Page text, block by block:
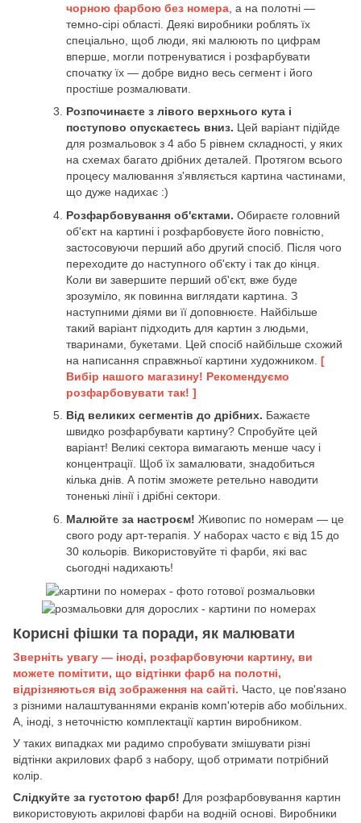
чорною фарбою без номера , а на полотні —
темно-сірі області. Деякі виробники роблять їх
спеціально, щоб люди, які малюють по цифрам
вперше, могли потренуватися і розфарбувати
спочатку їх — добре видно весь сегмент і його
простіше розмалювати.
Розпочинаєте з лівого верхнього кута і
поступово опускаєтесь вниз. Цей варіант підійде
для розмальовок з 4 або 5 рівнем складності, у яких
на схемах багато дрібних деталей. Протягом всього
процесу малювання з'являється картина частинами,
що дуже надихає :)
Розфарбовування об'єктами. Обираєте головний
об'єкт на картині і розфарбовуєте його повністю,
застосовуючи перший або другий спосіб. Після чого
переходите до наступного об'єкту і так до кінця.
Коли ви завершите перший об'єкт, вже буде
зрозуміло, як повинна виглядати картина. З
наступними діями ви її доповнюєте. Найбільше
такий варіант підходить для картин з людьми,
тваринами, букетами. Цей спосіб найбільше схожий
на написання справжньої картини художником. [
Вибір нашого магазину! Рекомендуємо
розфарбовувати так! ]
Від великих сегментів до дрібних. Бажаєте
швидко розфарбувати картину? Спробуйте цей
варіант! Великі сектора вимагають менше часу і
концентрації. Щоб їх замалювати, знадобиться
кілька днів. А потім зможете ретельно наводити
тоненькі лінії і дрібні сектори.
Малюйте за настроєм! Живопис по номерам — це
свого роду арт-терапія. У наборах часто є від 15 до
30 кольорів. Використовуйте ті фарби, які вас
сьогодні надихають!
Корисні фішки та поради, як малювати
Зверніть увагу — іноді, розфарбовуючи картину, ви
можете помітити, що відтінки фарб на полотні,
відрізняються від зображення на сайті. Часто, це пов'язано
з різними налаштуваннями екранів комп'ютерів або мобільних.
А, іноді, з неточністю комплектації картин виробником.
У таких випадках ми радимо спробувати змішувати різні
відтінки акрилових фарб з набору, щоб отримати потрібний
колір.
Слідкуйте за густотою фарб! Для розфарбовування картин
використовують акрилові фарби на водній основі. Виробники